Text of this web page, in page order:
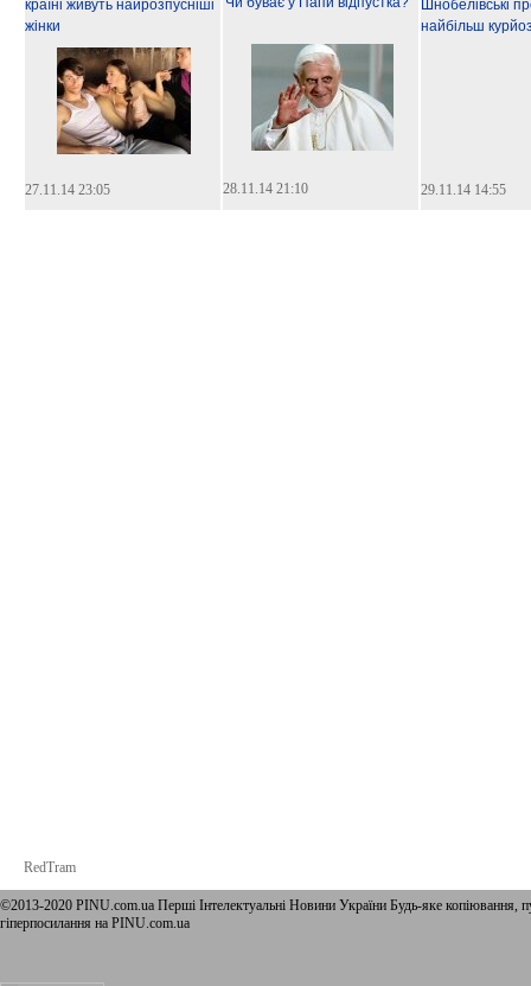
країні живуть найрозпусніші
жінки
27.11.14 23:05 28.11.14 21:10
Шнобелівські
найбільш
29.11.14 14:55
RedTram
©2013-2020 PINU.com.ua Перші Інтелектуальні Новини України Будь-яке копiювання,
гіперпосилання на PINU.com.ua